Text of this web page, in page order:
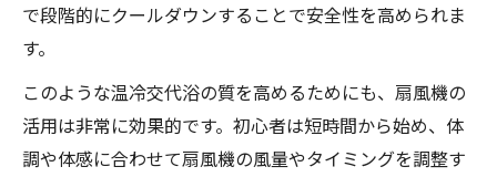
で段階的にクールダウンすることで安全性を高められま
す。
このような温冷交代浴の質を高めるためにも、扇風機の
活用は非常に効果的です。初心者は短時間から始め、体
調や体感に合わせて扇風機の風量やタイミングを調整す